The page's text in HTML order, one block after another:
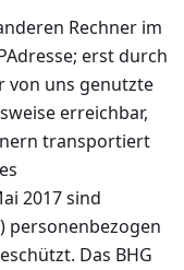
Rechner im
erst durch
von uns genutzte
erreichbar,
transportiert
2017 sind
personenbezogen
Das BHG